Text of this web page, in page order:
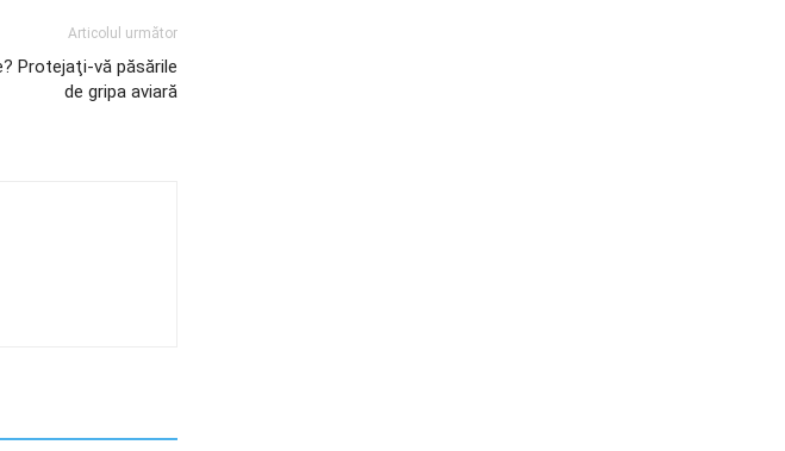
Articolul următor
Protejaţi-vă păsările
de gripa aviară